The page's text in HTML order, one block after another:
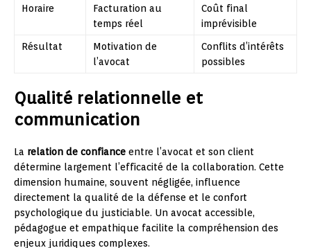
Horaire
Facturation au
temps réel
Coût final
imprévisible
Résultat
Motivation de
l’avocat
Conflits d’intérêts
possibles
Qualité relationnelle et
communication
La relation de confiance entre l’avocat et son client
détermine largement l’efficacité de la collaboration. Cette
dimension humaine, souvent négligée, influence
directement la qualité de la défense et le confort
psychologique du justiciable. Un avocat accessible,
pédagogue et empathique facilite la compréhension des
enjeux juridiques complexes.